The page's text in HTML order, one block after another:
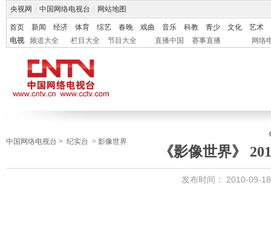
央视网 中国网络电视台 网站地图
首页 新闻 经济 体育 综艺 春晚 戏曲 音乐 科教 青少 文化
艺术
电视
频道大全 栏目大全 节目大全 直播中国 赛事直播 网络
中国网络电视台 > 纪实台 > 影像世界
《影像世界》
发布时间： 2010-09-